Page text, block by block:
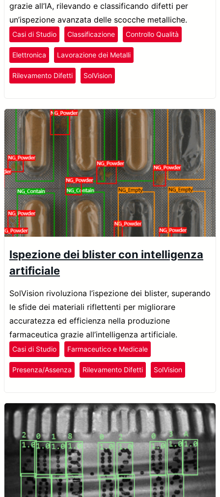
grazie all’IA, rilevando e classificando difetti per
un’ispezione avanzata delle scocche metalliche.
Casi di Studio Classificazione Controllo Qualità
Elettronica Lavorazione dei Metalli
Rilevamento Difetti SolVision
Ispezione dei blister con intelligenza
artificiale
SolVision rivoluziona l’ispezione dei blister, superando
le sfide dei materiali riflettenti per migliorare
accuratezza ed efficienza nella produzione
farmaceutica grazie all’intelligenza artificiale.
Casi di Studio Farmaceutico e Medicale
Presenza/Assenza Rilevamento Difetti SolVision